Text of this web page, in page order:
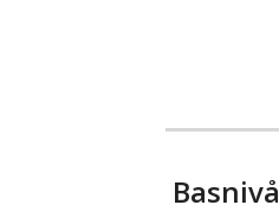
Basnivå